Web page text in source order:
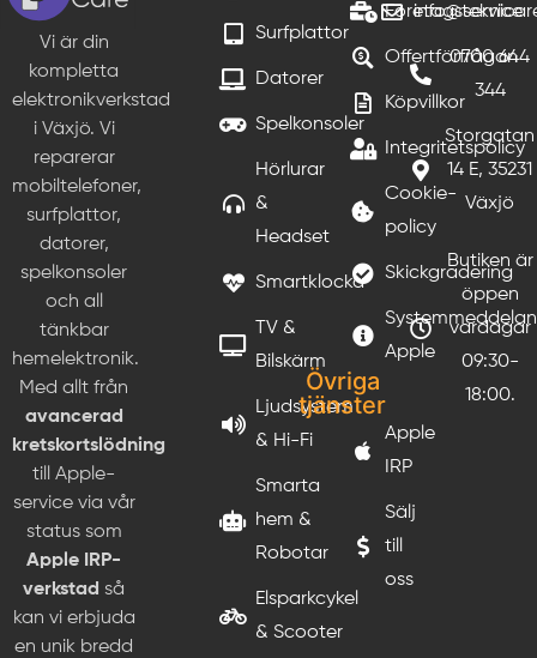
Vi är din
kompletta
elektronikverkstad
i Växjö. Vi
reparerar
mobiltelefoner,
surfplattor,
datorer,
spelkonsoler
och all
tänkbar
hemelektronik.
Med allt från
avancerad
kretskortslödning
till Apple-
service via vår
status som
Apple IRP-
verkstad så
kan vi erbjuda
en unik bredd
Surfplattor
Datorer
Spelkonsoler
Hörlurar
&
Headset
Smartklocka
TV &
Bilskärm
Ljudsystem
& Hi-Fi
Smarta
hem &
Robotar
Elsparkcykel
& Scooter
Företagsservice
Offertförfrågan
Köpvillkor
Integritetspolicy
Cookie-
policy
Skickgradering
Apple
Övriga
tjänster
Apple
IRP
Sälj
till
oss
0700 644
344
Storgatan
14 E, 35231
Växjö
Butiken är
öppen
vardagar
09:30-
18:00.